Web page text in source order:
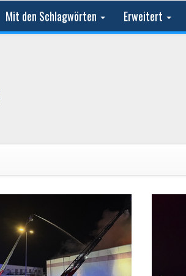
Mit den Schlagwörten Erweitert